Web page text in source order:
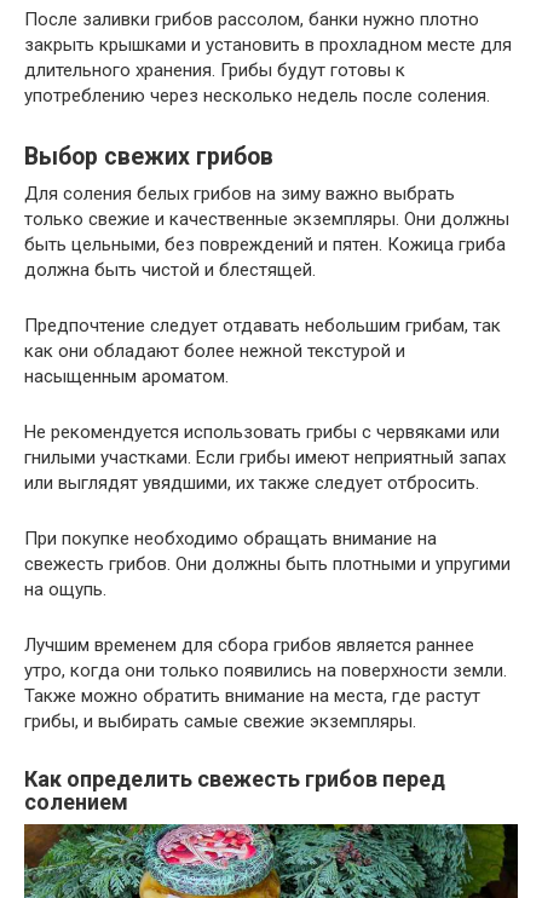
После заливки грибов рассолом, банки нужно плотно
закрыть крышками и установить в прохладном месте для
длительного хранения. Грибы будут готовы к
употреблению через несколько недель после соления.
Выбор свежих грибов
Для соления белых грибов на зиму важно выбрать
только свежие и качественные экземпляры. Они должны
быть цельными, без повреждений и пятен. Кожица гриба
должна быть чистой и блестящей.
Предпочтение следует отдавать небольшим грибам, так
как они обладают более нежной текстурой и
насыщенным ароматом.
Не рекомендуется использовать грибы с червяками или
гнилыми участками. Если грибы имеют неприятный запах
или выглядят увядшими, их также следует отбросить.
При покупке необходимо обращать внимание на
свежесть грибов. Они должны быть плотными и упругими
на ощупь.
Лучшим временем для сбора грибов является раннее
утро, когда они только появились на поверхности земли.
Также можно обратить внимание на места, где растут
грибы, и выбирать самые свежие экземпляры.
Как определить свежесть грибов перед
солением